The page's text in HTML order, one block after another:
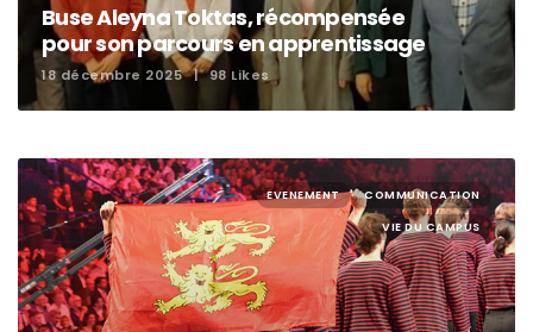
Buse Aleyna Toktas, récompensée
pour son parcours en apprentissage
18 décembre 2025 98 Likes
COMMUNICATION
EVENEMENT
VIE DU CAMPUS